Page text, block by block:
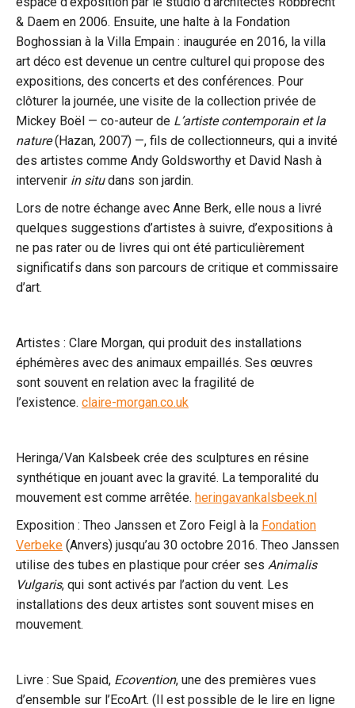
& Daem en 2006. Ensuite, une halte à la Fondation
Boghossian à la Villa Empain : inaugurée en 2016, la villa
art déco est devenue un centre culturel qui propose des
expositions, des concerts et des conférences. Pour
clôturer la journée, une visite de la collection privée de
Mickey Boël — co-auteur de L’artiste contemporain et la
nature(Hazan, 2007) —, fils de collectionneurs, qui a invité
des artistes comme Andy Goldsworthy et David Nash à
intervenir in situdans son jardin.
Lors de notre échange avec Anne Berk, elle nous a livré
quelques suggestions d’artistes à suivre, d’expositions à
ne pas rater ou de livres qui ont été particulièrement
significatifs dans son parcours de critique et commissaire
d’art.
Artistes : Clare Morgan, qui produit des installations
éphémères avec des animaux empaillés. Ses œuvres
sont souvent en relation avec la fragilité de
l’existence. claire-morgan.co.uk
Heringa/Van Kalsbeek crée des sculptures en résine
synthétique en jouant avec la gravité. La temporalité du
mouvement est comme arrêtée. heringavankalsbeek.nl
Exposition : Theo Janssen et Zoro Feigl à la Fondation
Verbeke (Anvers) jusqu’au 30 octobre 2016. Theo Janssen
utilise des tubes en plastique pour créer ses Animalis
Vulgaris, qui sont activés par l’action du vent. Les
installations des deux artistes sont souvent mises en
mouvement.
Livre : Sue Spaid, Ecovention, une des premières vues
d’ensemble sur l’EcoArt. (Il est possible de le lire en ligne